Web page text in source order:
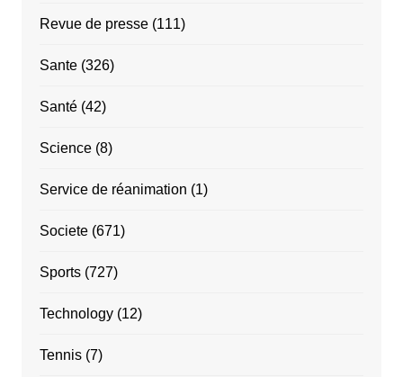
Revue de presse(111)
Sante(326)
Santé(42)
Science(8)
Service de réanimation (1)
Societe(671)
Sports(727)
Technology(12)
Tennis(7)